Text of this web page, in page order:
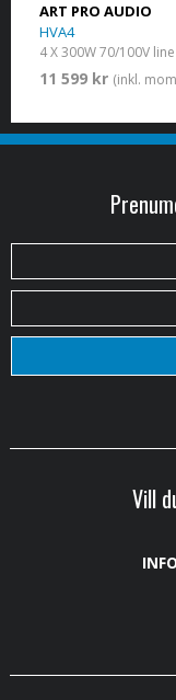
ART PRO AUDIO
HVA4
4 X 300W 70/100V
11 599 kr (inkl.
Vill